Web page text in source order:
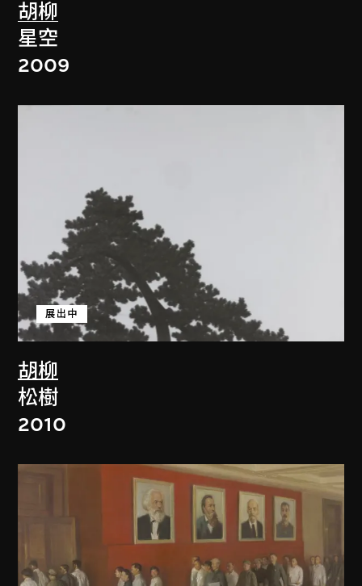
胡柳
星空
2009
胡柳
展出中
松樹
2010